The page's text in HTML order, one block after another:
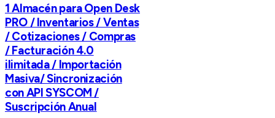
1 Almacén para Open Desk
PRO / Inventarios / Ventas
/ Cotizaciones / Compras
/ Facturación 4.0
ilimitada / Importación
Masiva/ Sincronización
con API SYSCOM /
Suscripción Anual